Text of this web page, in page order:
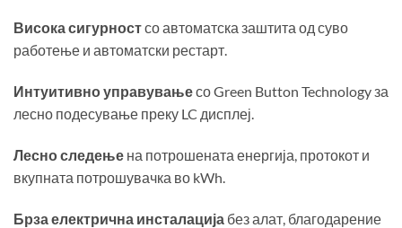
Висока сигурностсо автоматска заштита од суво
работење и автоматски рестарт.
Интуитивно управувањесо Green Button Technology за
лесно подесување преку LC дисплеј.
Лесно следење на потрошената енергија, протокот и
вкупната потрошувачка во kWh.
Брза електрична инсталација без алат, благодарение